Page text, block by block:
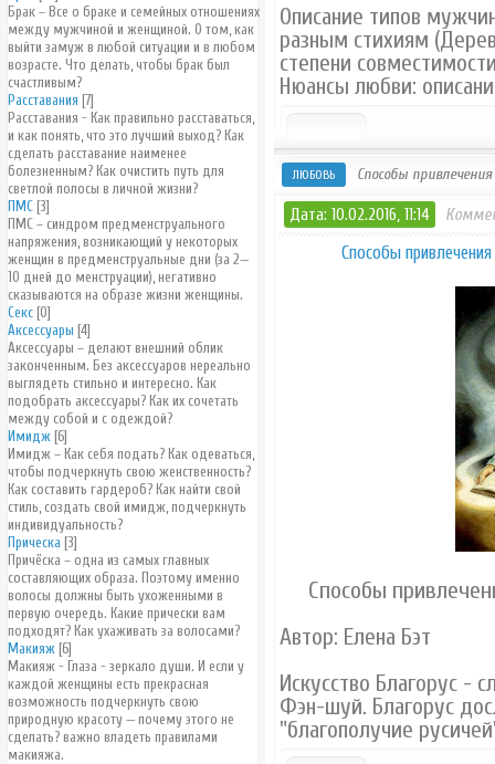
Брак – Все о браке и семейных отношениях
между мужчиной и женщиной. О том, как
выйти замуж в любой ситуации и в любом
возрасте. Что делать, чтобы брак был
счастливым?
Расставания [7]
Расставания - Как правильно расставаться,
и как понять, что это лучший выход? Как
сделать расставание наименее
болезненным? Как очистить путь для
светлой полосы в личной жизни?
ПМС [3]
ПМС – синдром предменструального
напряжения, возникающий у некоторых
женщин в предменструальные дни (за 2—
10 дней до менструации), негативно
сказываются на образе жизни женщины.
Секс [0]
Аксессуары [4]
Аксессуары – делают внешний облик
законченным. Без аксессуаров нереально
выглядеть стильно и интересно. Как
подобрать аксессуары? Как их сочетать
между собой и с одеждой?
Имидж [6]
Имидж – Как себя подать? Как одеваться,
чтобы подчеркнуть свою женственность?
Как составить гардероб? Как найти свой
стиль, создать свой имидж, подчеркнуть
индивидуальность?
Прическа [3]
Причёска – одна из самых главных
составляющих образа. Поэтому именно
волосы должны быть ухоженными в
первую очередь. Какие прически вам
подходят? Как ухаживать за волосами?
Макияж [6]
Макияж - Глаза - зеркало души. И если у
каждой женщины есть прекрасная
возможность подчеркнуть свою
природную красоту — почему этого не
сделать? важно владеть правилами
макияжа.
Описание типов
разным стихиям
степени
Нюансы любви:
ЛЮБОВЬ Способы
Дата: 10.02.2016, 11:14
Способы
Способы
Автор: Елена Бэт
Искусство Благорус -
Фэн-шуй. Благорус
"благополучие